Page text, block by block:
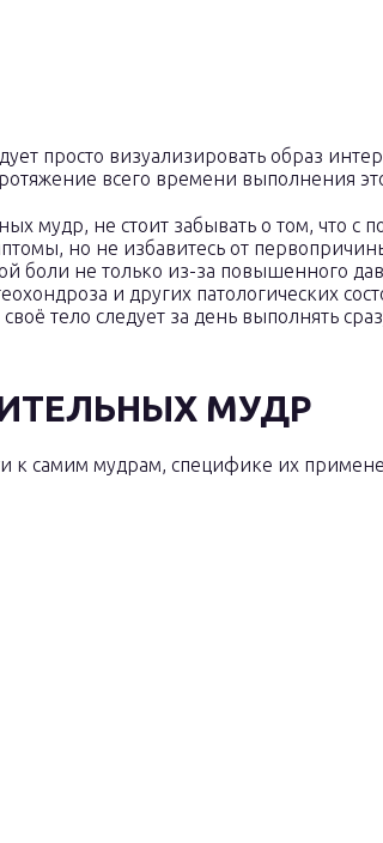
просто визуализировать образ
всего времени выполнения
мудр, не стоит забывать о том, что
но не избавитесь от
боли не только из-за повышенного
и других патологических
тело следует за день выполнять
МУДР
к самим мудрам, специфике их